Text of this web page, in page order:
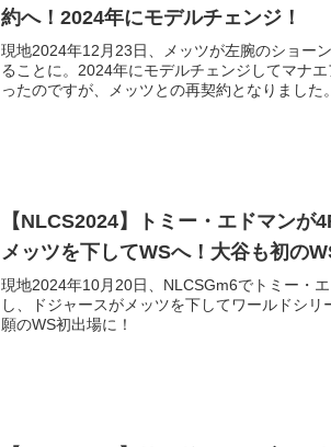
約へ！2024年にモデルチェンジ！
現地2024年12月23日、メッツが左腕のショー
ることに。2024年にモデルチェンジしてマナ
ったのですが、メッツとの再契約となりました。
【NLCS2024】トミー・エドマンが
メッツを下してWSへ！大谷も初の
現地2024年10月20日、NLCSGm6でトミー・
し、ドジャースがメッツを下してワールドシリ
願のWS初出場に！